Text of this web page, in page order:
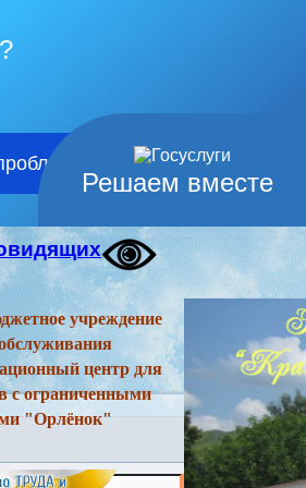
Решаем вместе
учреждение
центр для
с ограниченными
"Орлёнок"